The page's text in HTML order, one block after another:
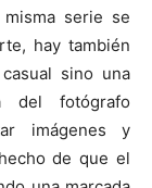
serie se
hay también
sino una
del fotógrafo
imágenes y
de que el